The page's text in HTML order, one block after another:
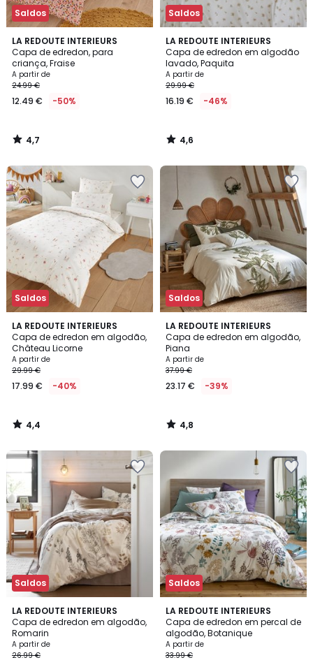
Saldos
LA REDOUTE INTERIEURS
Capa de edredon, para
criança, Fraise
A partir de
24.99 €
12.49 € -50%
4,7
/ 5
4,7
/
Saldos
LA REDOUTE INTERIEURS
Capa de edredon em algodão
lavado, Paquita
A partir de
29.99 €
16.19 € -46%
4,6
/ 5
4,6
/
Saldos
LA REDOUTE INTERIEURS
Capa de edredon em algodão,
Château Licorne
A partir de
29.99 €
17.99 € -40%
4,4
/ 5
4,4
/
Saldos
LA REDOUTE INTERIEURS
Capa de edredon em algodão,
Piana
A partir de
37.99 €
23.17 € -39%
4,8
/ 5
4,8
/
Saldos
LA REDOUTE INTERIEURS
Capa de edredon em algodão,
Romarin
A partir de
26.99 €
4,5
/ 5
Saldos
LA REDOUTE INTERIEURS
Capa de edredon em percal de
algodão, Botanique
A partir de
33.99 €
4,5
/ 5